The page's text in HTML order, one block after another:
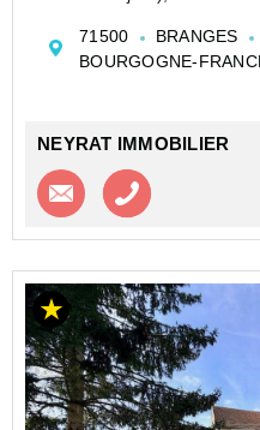
A 5/7mn du centre
Immeuble ou bâtiment à
71500 BRANGES
BOURGOGNE-
NEYRAT IMMOBILIER
Contacter l'agence